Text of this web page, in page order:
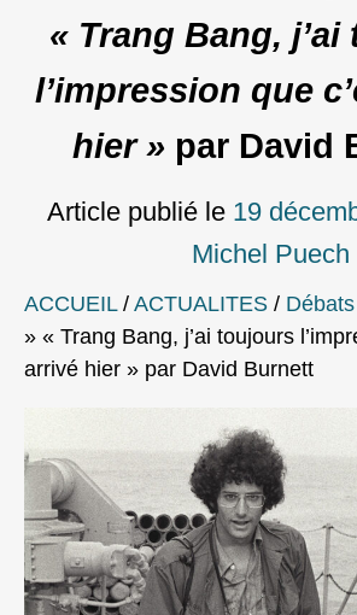
« Trang Bang,
l’impression que
hier » par David
Article publié le 19
Michel Puech
ACCUEIL/ ACTUALITES / Débats
» « Trang Bang, j’ai toujours
arrivé hier » par David Burnett